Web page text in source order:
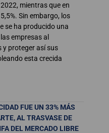
mientras que en
Sin embargo, los
se ha producido una
empresas al
y proteger así sus
esta crecida
FUE UN 33% MÁS
AL TRASVASE DE
DEL MERCADO LIBRE